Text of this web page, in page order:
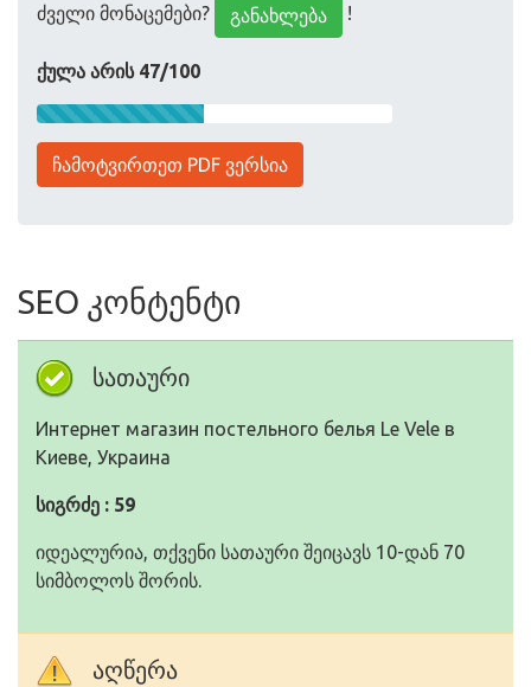
ძველი მონაცემები? განახლება !
ქულა არის 47/100
ჩამოტვირთეთ PDF ვერსია
SEO კონტენტი
სათაური
Интернет мaгазин постельного белья Le Vele в
Киеве, Украина
სიგრძე : 59
იდეალურია, თქვენი სათაური შეიცავს 10-დან 70
სიმბოლოს შორის.
აღწერა